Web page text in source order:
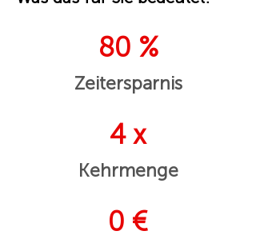
80 %
Zeitersparnis
4 x
Kehrmenge
0 €